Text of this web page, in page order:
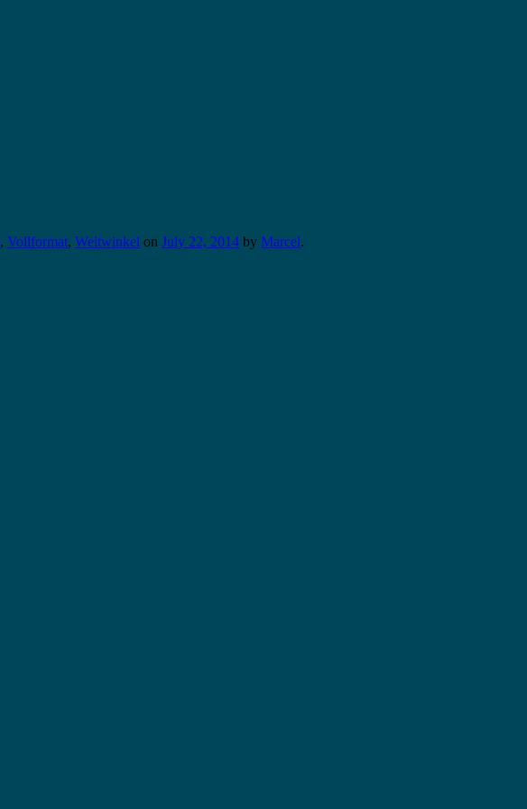
, Vollformat, Weitwinkel on July 22, 2014 by Marcel.